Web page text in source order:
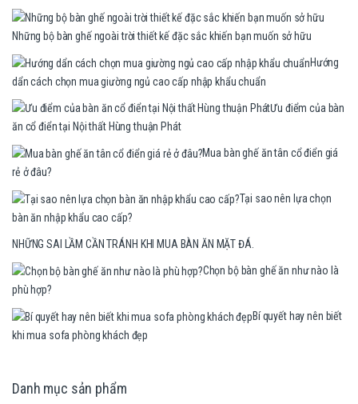
Những bộ bàn ghế ngoài trời thiết kế đặc sắc khiến bạn muốn sở hữu
Hướng
dẩn cách chọn mua giường ngủ cao cấp nhập khẩu chuẩn
Ưu điểm của bàn
ăn cổ điển tại Nội thất Hùng thuận Phát
Mua bàn ghế ăn tân cổ điển giá
rẻ ở đâu?
Tại sao nên lựa chọn
bàn ăn nhập khẩu cao cấp?
NHỮNG SAI LẦM CẦN TRÁNH KHI MUA BÀN ĂN MẶT ĐÁ.
Chọn bộ bàn ghế ăn như nào là
phù hợp?
Bí quyết hay nên biết
khi mua sofa phòng khách đẹp
Danh mục sản phẩm